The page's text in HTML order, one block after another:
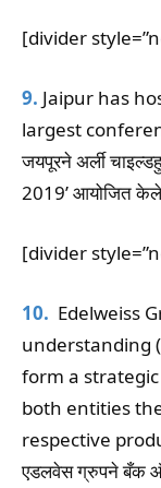
[divider
9. Jaipur has
largest
जयपूरने अर्ली
2019’ आयोजित
[divider
10. Edelweiss
understanding
form a
both entities
respective
एडलवेस ग्रुपने बँक